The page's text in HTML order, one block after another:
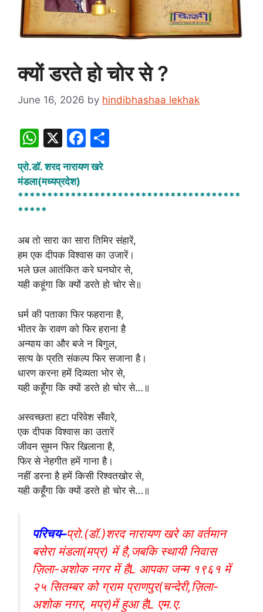
क्यों डरते हो चोर से ?
June 16, 2026 by hindibhashaa lekhak
W
h
at
s
A
p
p
X
F
c
e
o
o
k
e
प्रो.डॉ. शरद नारायण खरे
मंडला(मध्यप्रदेश)
**************************************
*****
अब तो सारा का सारा तिमिर संहारें,
हम एक दीपक विश्वास का उजारें।
भले छल आतंकित करे घनघोर से,
यही कहूंगा कि क्यों डरते हो चोर से॥
धर्म की पताका फिर फहराना है,
भीतर के रावण को फिर हराना है
अन्याय का और बजे न बिगुल,
सत्य के प्रति संकल्प फिर सजाना है।
धारण करना हमें दिव्यता भोर से,
यही कहूँगा कि क्यों डरते हो चोर से…॥
अस्वच्छता हटा परिवेश सँवारे,
एक दीपक विश्वास का उतारें
जीवन सुमन फिर खिलाना है,
फिर से नेहगीत हमें गाना है।
नहीं डरना है हमें किसी रिश्वतखोर से,
यही कहूँगा कि क्यों डरते हो चोर से…॥
परिचय–प्रो.(डॉ.)शरद नारायण खरे का वर्तमान
बसेरा मंडला(मप्र) में है,जबकि स्थायी निवास
ज़िला-अशोक नगर में हैL आपका जन्म १९६१ में
२५ सितम्बर को ग्राम प्राणपुर(चन्देरी,ज़िला-
अशोक नगर, मप्र)में हुआ हैL एम.ए.